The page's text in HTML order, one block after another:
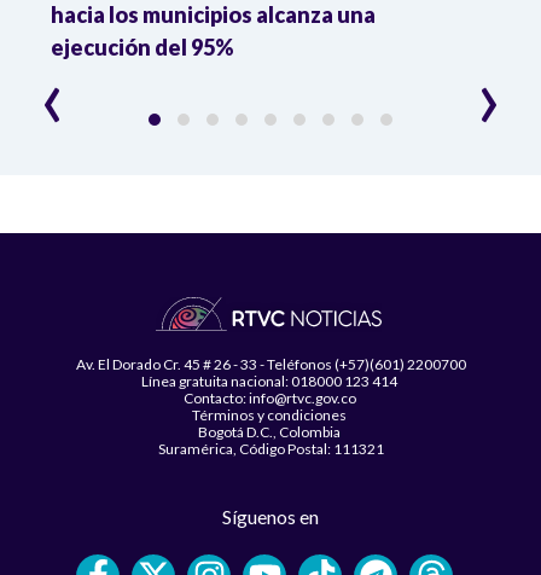
hacia los municipios alcanza una
ejecución del 95%
‹ ›
Av. El Dorado Cr. 45 # 26 - 33 - Teléfonos (+57)(601) 2200700
Línea gratuita nacional: 018000 123 414
Contacto: info@rtvc.gov.co
Términos y condiciones
Bogotá D.C., Colombia
Suramérica, Código Postal: 111321
Síguenos en